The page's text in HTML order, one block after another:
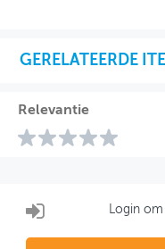
GERELATEERDE
Relevantie
Login